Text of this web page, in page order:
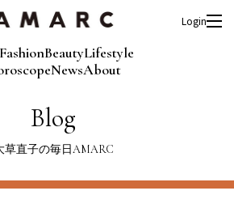
FashionBeautyLifestyle
NewsAbout
Login
Blog
草直子の毎日AMARC